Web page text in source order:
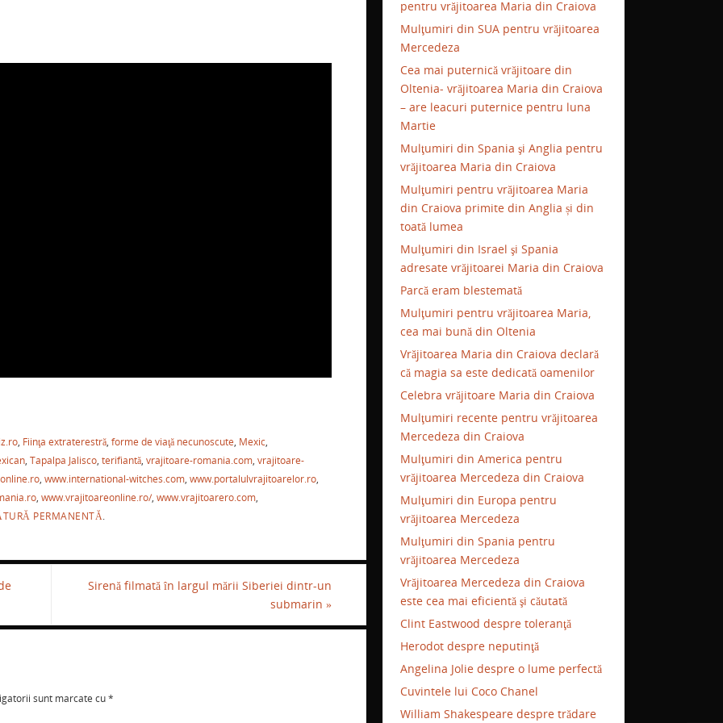
ar , Fiinţa extraterestră, forme de viaţă necunoscute, Mexic,
, Tapalpa Jalisco, terifiantă, vrajitoare-romania.com, vrajitoare-
, www.international-witches.com, www.portalulvrajitoarelor.ro,
, www.vrajitoareonline.ro/, www.vrajitoarero.com,
PERMANENTĂ.
Sirenă filmată în largul mării Siberiei dintr-un
submarin »
sunt marcate cu*
pentru vrăjitoarea Maria din Craiova
Mulţumiri din SUA pentru vrăjitoarea
Mercedeza
Cea mai puternică vrăjitoare din
Oltenia- vrăjitoarea Maria din Craiova
– are leacuri puternice pentru luna
Martie
Mulţumiri din Spania şi Anglia pentru
vrăjitoarea Maria din Craiova
Mulţumiri pentru vrăjitoarea Maria
din Craiova primite din Anglia și din
toată lumea
Mulţumiri din Israel şi Spania
adresate vrăjitoarei Maria din Craiova
Parcă eram blestemată
Mulţumiri pentru vrăjitoarea Maria,
cea mai bună din Oltenia
Vrăjitoarea Maria din Craiova declară
că magia sa este dedicată oamenilor
Celebra vrăjitoare Maria din Craiova
Mulţumiri recente pentru vrăjitoarea
Mercedeza din Craiova
Mulţumiri din America pentru
vrăjitoarea Mercedeza din Craiova
Mulţumiri din Europa pentru
vrăjitoarea Mercedeza
Mulţumiri din Spania pentru
vrăjitoarea Mercedeza
Vrăjitoarea Mercedeza din Craiova
este cea mai eficientă şi căutată
Clint Eastwood despre toleranţă
Herodot despre neputinţă
Angelina Jolie despre o lume perfectă
Cuvintele lui Coco Chanel
William Shakespeare despre trădare